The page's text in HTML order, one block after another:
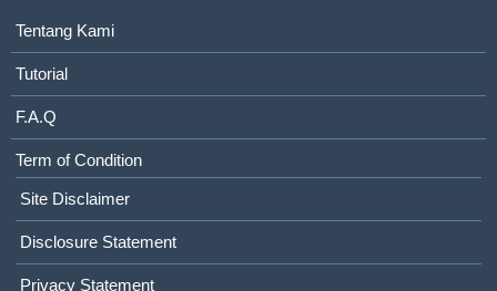
Tentang Kami
Tutorial
F.A.Q
Term of Condition
Site Disclaimer
Disclosure Statement
Privacy Statement